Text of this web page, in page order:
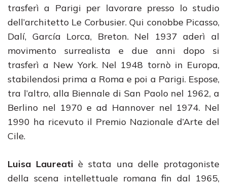
trasferì a Parigi per lavorare presso lo studio
dell’architetto Le Corbusier. Qui conobbe Picasso,
Dalí, García Lorca, Breton. Nel 1937 aderì al
movimento surrealista e due anni dopo si
trasferì a New York. Nel 1948 tornò in Europa,
stabilendosi prima a Roma e poi a Parigi. Espose,
tra l’altro, alla Biennale di San Paolo nel 1962, a
Berlino nel 1970 e ad Hannover nel 1974. Nel
1990 ha ricevuto il Premio Nazionale d’Arte del
Cile.
Luisa Laureati è stata una delle protagoniste
della scena intellettuale romana fin dal 1965,